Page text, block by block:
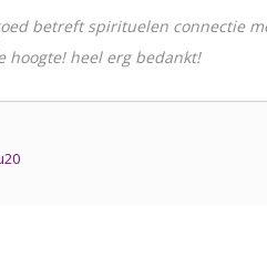
betreft spirituelen connectie
hoogte! heel erg bedankt!